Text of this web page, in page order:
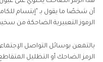
أن شخصًا ما يقول بـ "إبتسام
الرموز التعبيرية الضاحكة من
بالتمعن بوسائل التواصل
الرمز الضاحك أو التظليل